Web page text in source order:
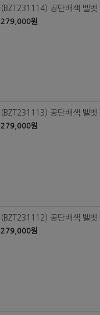
(BZT231114) 공단배색 벨벳
279,000원
(BZT231113) 공단배색 벨벳
279,000원
(BZT231112) 공단배색 벨벳
279,000원